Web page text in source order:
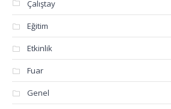
Çalıştay
Eğitim
Etkinlik
Fuar
Genel